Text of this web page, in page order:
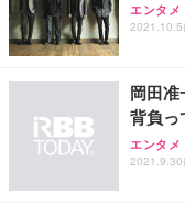
エンタメ
岡田
背負っ
エンタメ